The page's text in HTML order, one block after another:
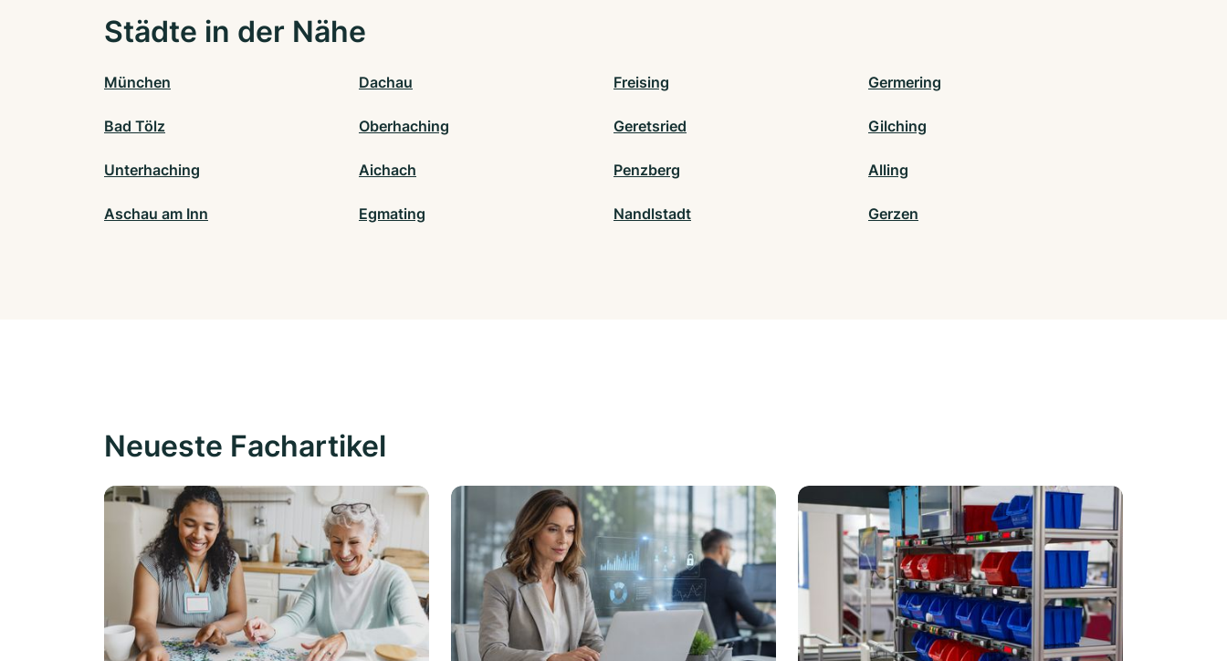
Städte in der Nähe
München Dachau Freising Germering
Bad Tölz Oberhaching Geretsried Gilching
Unterhaching Aichach Penzberg Alling
Aschau am Inn Egmating Nandlstadt Gerzen
Neueste Fachartikel